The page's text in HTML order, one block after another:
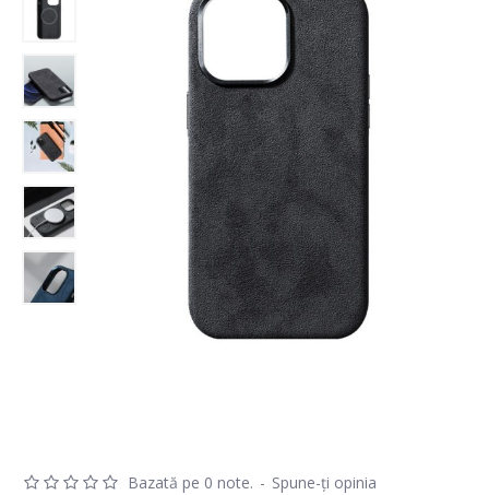
Bazată pe 0 note. - Spune-ţi opinia